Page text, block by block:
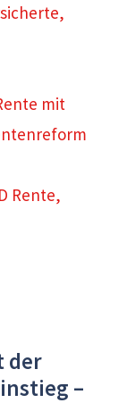
,
mit
Rente,
der
–